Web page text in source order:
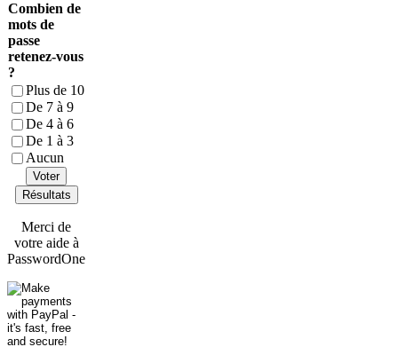
Combien de
mots de
passe
retenez-vous
?
Plus de 10
De 7 à 9
De 4 à 6
De 1 à 3
Aucun
Voter
Résultats
Merci de
votre aide à
PasswordOne